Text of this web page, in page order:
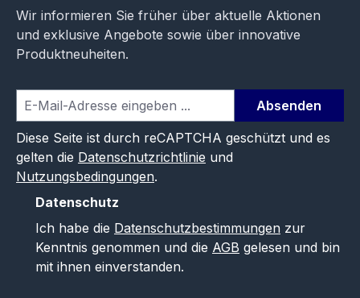
Wir informieren Sie früher über aktuelle Aktionen
und exklusive Angebote sowie über innovative
Produktneuheiten.
Absenden
Diese Seite ist durch reCAPTCHA geschützt und es
gelten die Datenschutzrichtlinie und
Nutzungsbedingungen.
Datenschutz
Ich habe die Datenschutzbestimmungen zur
Kenntnis genommen und die AGB gelesen und bin
mit ihnen einverstanden.